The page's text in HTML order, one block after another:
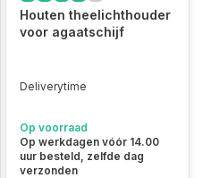
Houten theelichthouder
voor agaatschijf
Deliverytime
Op voorraad
Op werkdagen vóór 14.00
uur besteld, zelfde dag
verzonden